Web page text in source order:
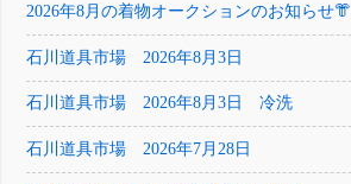
2026年8月の着物オークションのお知らせ👘
石川道具市場 2026年8月3日
石川道具市場 2026年8月3日 冷洗
石川道具市場 2026年7月28日